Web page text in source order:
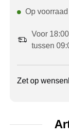
Op voorraad
Voor
tussen
Zet op